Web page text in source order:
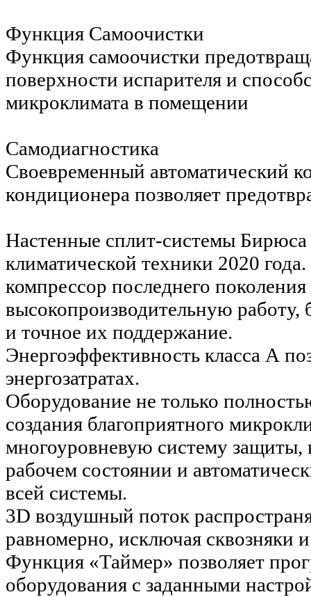
Функция Самоочистки
Функция самоочистки
поверхности испарителя и
микроклимата в помещении
Самодиагностика
Своевременный автоматический
кондиционера позволяет
Настенные сплит-системы
климатической техники 2020
компрессор последнего
высокопроизводительную
и точное их поддержание.
Энергоэффективность класса А
энергозатратах.
Оборудование не только
создания благоприятного
многоуровневую систему защиты,
рабочем состоянии и
всей системы.
3D воздушный поток
равномерно, исключая сквозняки
Функция «Таймер» позволяет
оборудования с заданными